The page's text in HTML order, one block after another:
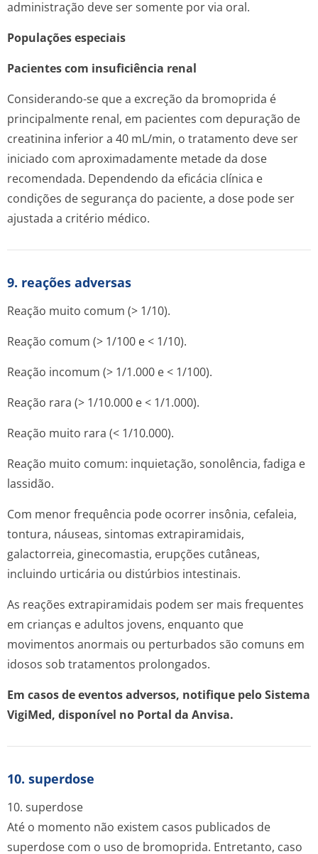
administração deve ser somente por via oral.
Populações especiais
Pacientes com insuficiência renal
Considerando-se que a excreção da bromoprida é
principalmente renal, em pacientes com depuração de
creatinina inferior a 40 mL/min, o tratamento deve ser
iniciado com aproximadamente metade da dose
recomendada. Dependendo da eficácia clínica e
condições de segurança do paciente, a dose pode ser
ajustada a critério médico.
9. reações adversas
Reação muito comum (> 1/10).
Reação comum (> 1/100 e < 1/10).
Reação incomum (> 1/1.000 e < 1/100).
Reação rara (> 1/10.000 e < 1/1.000).
Reação muito rara (< 1/10.000).
Reação muito comum: inquietação, sonolência, fadiga e
lassidão.
Com menor frequência pode ocorrer insônia, cefaleia,
tontura, náuseas, sintomas extrapiramidais,
galactorreia, ginecomastia, erupções cutâneas,
incluindo urticária ou distúrbios intestinais.
As reações extrapiramidais podem ser mais frequentes
em crianças e adultos jovens, enquanto que
movimentos anormais ou perturbados são comuns em
idosos sob tratamentos prolongados.
Em casos de eventos adversos, notifique pelo Sistema
VigiMed, disponível no Portal da Anvisa.
10. superdose
10. superdose
Até o momento não existem casos publicados de
superdose com o uso de bromoprida. Entretanto, caso